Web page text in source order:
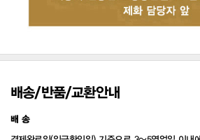
배송/반품/교환안내
배 송